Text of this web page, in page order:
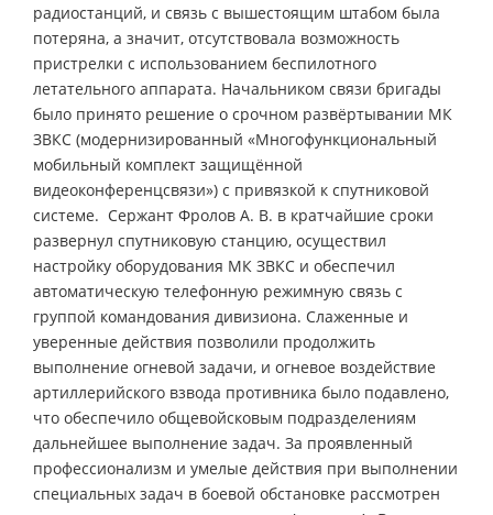
радиостанций, и связь с вышестоящим штабом была
потеряна, а значит, отсутствовала возможность
пристрелки с использованием беспилотного
летательного аппарата. Начальником связи бригады
было принято решение о срочном развёртывании МК
ЗВКС (модернизированный «Многофункциональный
мобильный комплект защищённой
видеоконференцсвязи») с привязкой к спутниковой
системе. Сержант Фролов А. В. в кратчайшие сроки
развернул спутниковую станцию, осуществил
настройку оборудования МК ЗВКС и обеспечил
автоматическую телефонную режимную связь с
группой командования дивизиона. Слаженные и
уверенные действия позволили продолжить
выполнение огневой задачи, и огневое воздействие
артиллерийского взвода противника было подавлено,
что обеспечило общевойсковым подразделениям
дальнейшее выполнение задач. За проявленный
профессионализм и умелые действия при выполнении
специальных задач в боевой обстановке рассмотрен